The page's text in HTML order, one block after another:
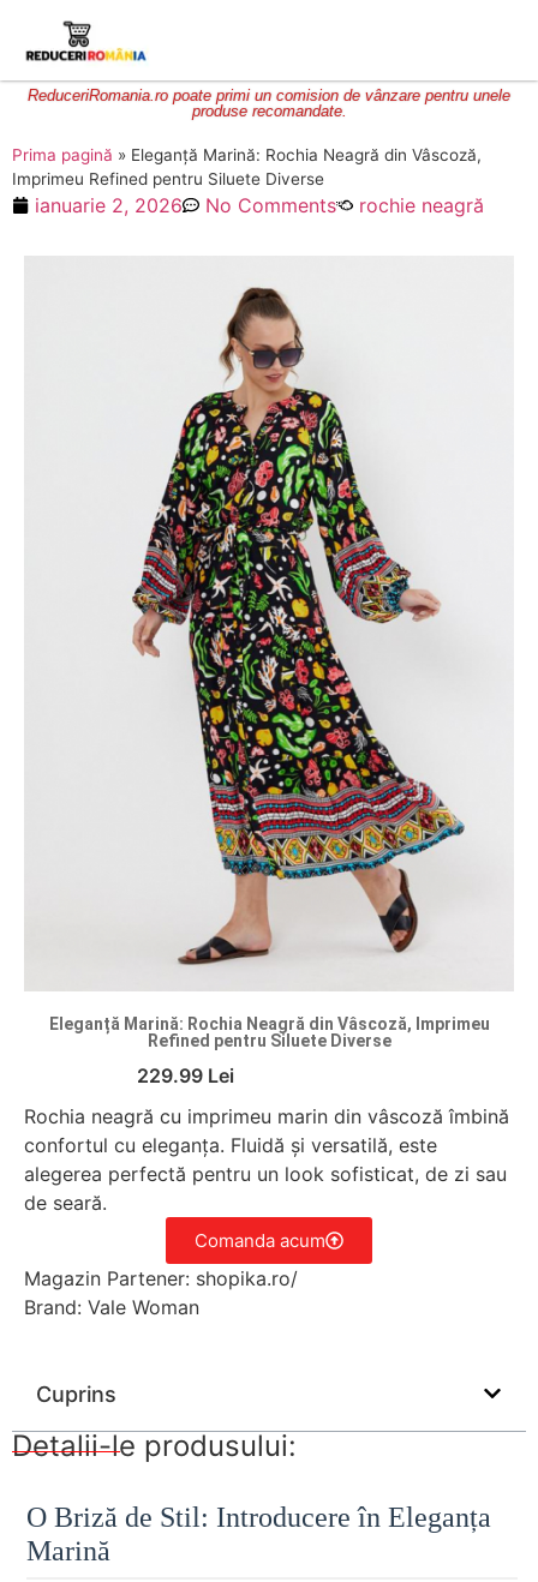
ReduceriRomania.ro poate primi un comision de vânzare pentru unele
produse recomandate.
Prima pagină » Eleganță Marină: Rochia Neagră din Vâscoză,
Imprimeu Refined pentru Siluete Diverse
ianuarie 2, 2026 No Comments rochie neagră
Eleganță Marină: Rochia Neagră din Vâscoză, Imprimeu
Refined pentru Siluete Diverse
229.99 Lei
Rochia neagră cu imprimeu marin din vâscoză îmbină
confortul cu eleganța. Fluidă și versatilă, este
alegerea perfectă pentru un look sofisticat, de zi sau
de seară.
Comanda acum
Magazin Partener: shopika.ro/
Brand: Vale Woman
Cuprins
Detalii-le produsului:
O Briză de Stil: Introducere în Eleganța
Marină